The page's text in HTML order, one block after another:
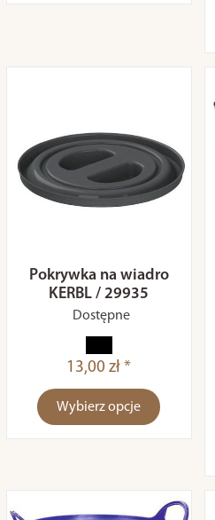
Pokrywka na wiadro
KERBL / 29935
Dostępne
13,00 zł *
Wybierz opcje